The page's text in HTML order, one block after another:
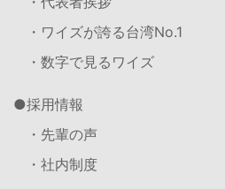
・ワイズが誇る台湾No.1
・数字で見るワイズ
採用情報
・先輩の声
・社内制度